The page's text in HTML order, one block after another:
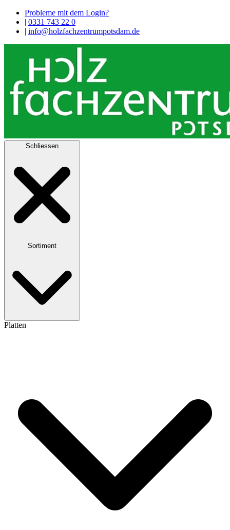
Probleme mit dem Login?
| 0331 743 22 0
| info@holzfachzentrumpotsdam.de
Schliessen
Sortiment
Platten